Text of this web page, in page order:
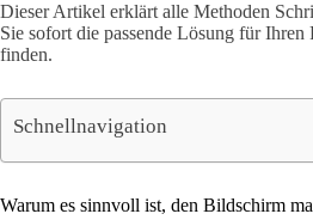
Dieser Artikel erklärt alle Methoden
Sie sofort die passende Lösung für Ihren
finden.
Schnellnavigation
Warum es sinnvoll ist, den Bildschirm